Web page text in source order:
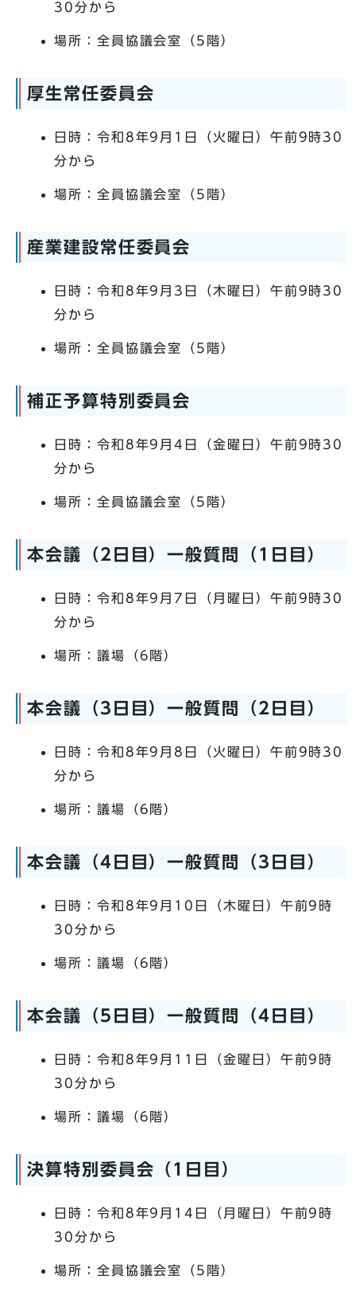
30分から
場所：全員協議会室（5階）
厚生常任委員会
日時：令和8年9月1日（火曜日）午前9時30
分から
場所：全員協議会室（5階）
産業建設常任委員会
日時：令和8年9月3日（木曜日）午前9時30
分から
場所：全員協議会室（5階）
補正予算特別委員会
日時：令和8年9月4日（金曜日）午前9時30
分から
場所：全員協議会室（5階）
本会議（2日目）一般質問（1日目）
日時：令和8年9月7日（月曜日）午前9時30
分から
場所：議場（6階）
本会議（3日目）一般質問（2日目）
日時：令和8年9月8日（火曜日）午前9時30
分から
場所：議場（6階）
本会議（4日目）一般質問（3日目）
日時：令和8年9月10日（木曜日）午前9時
30分から
場所：議場（6階）
本会議（5日目）一般質問（4日目）
日時：令和8年9月11日（金曜日）午前9時
30分から
場所：議場（6階）
決算特別委員会（1日目）
日時：令和8年9月14日（月曜日）午前9時
30分から
場所：全員協議会室（5階）